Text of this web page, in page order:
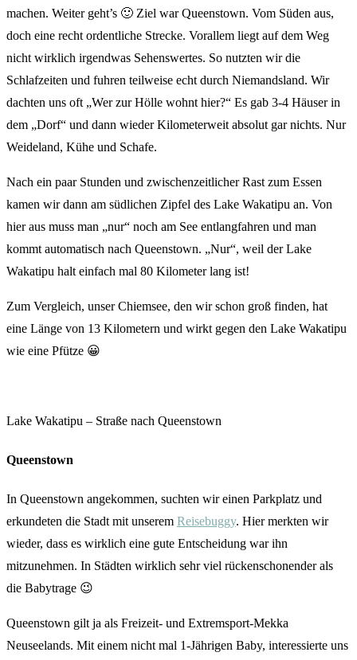
machen. Weiter geht’s 🙂 Ziel war Queenstown. Vom Süden aus,
doch eine recht ordentliche Strecke. Vorallem liegt auf dem Weg
nicht wirklich irgendwas Sehenswertes. So nutzten wir die
Schlafzeiten und fuhren teilweise echt durch Niemandsland. Wir
dachten uns oft „Wer zur Hölle wohnt hier?“ Es gab 3-4 Häuser in
dem „Dorf“ und dann wieder Kilometerweit absolut gar nichts. Nur
Weideland, Kühe und Schafe.
Nach ein paar Stunden und zwischenzeitlicher Rast zum Essen
kamen wir dann am südlichen Zipfel des Lake Wakatipu an. Von
hier aus muss man „nur“ noch am See entlangfahren und man
kommt automatisch nach Queenstown. „Nur“, weil der Lake
Wakatipu halt einfach mal 80 Kilometer lang ist!
Zum Vergleich, unser Chiemsee, den wir schon groß finden, hat
eine Länge von 13 Kilometern und wirkt gegen den Lake Wakatipu
wie eine Pfütze 😀
Lake Wakatipu – Straße nach Queenstown
Queenstown
In Queenstown angekommen, suchten wir einen Parkplatz und
erkundeten die Stadt mit unserem Reisebuggy. Hier merkten wir
wieder, dass es wirklich eine gute Entscheidung war ihn
mitzunehmen. In Städten wirklich sehr viel rückenschonender als
die Babytrage 😉
Queenstown gilt ja als Freizeit- und Extremsport-Mekka
Neuseelands. Mit einem nicht mal 1-Jährigen Baby, interessierte uns